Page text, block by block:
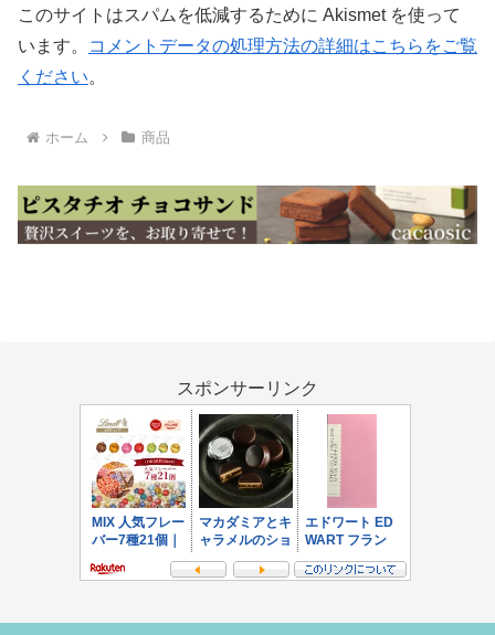
このサイトはスパムを低減するために Akismet を使って
います。
コメントデータの処理方法の詳細はこちらをご覧
ください。
ホーム 商品
スポンサーリンク